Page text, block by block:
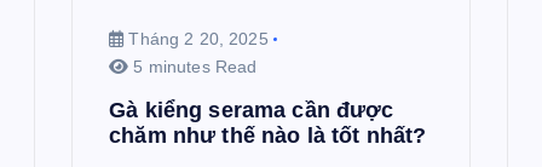
Tháng 2 20, 2025
5 minutes Read
Gà kiểng serama cần được
chăm như thế nào là tốt nhất?